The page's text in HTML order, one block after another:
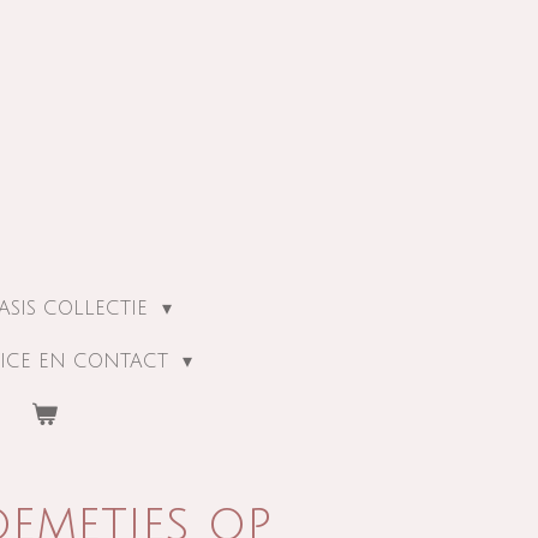
COLLECTIE
EN CONTACT
op